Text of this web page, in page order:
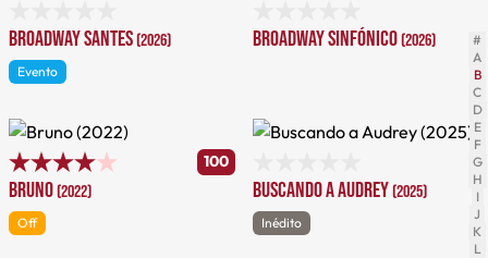
#
A
B
C
D
E
F
G
H
I
J
K
L
Broadway Santes(2026)
Evento
Broadway sinfónico(2026)
100
Bruno(2022)
Off
Buscando a Audrey(2025)
Inédito